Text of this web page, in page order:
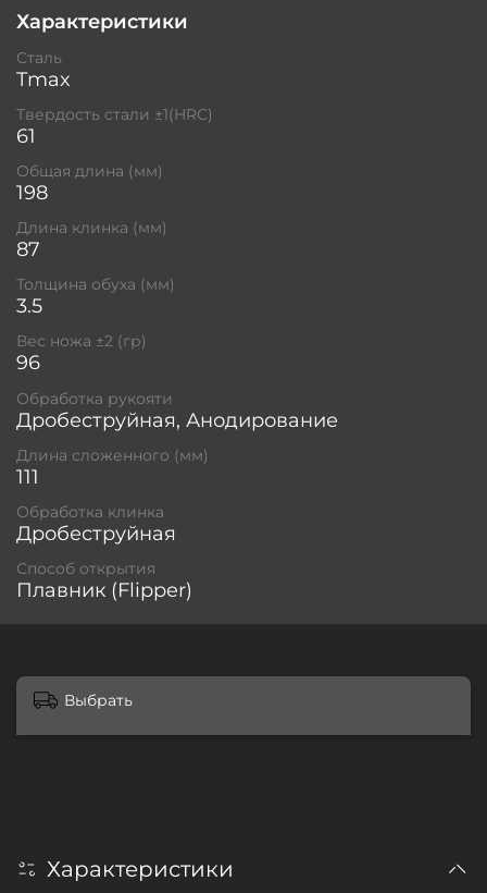
Характеристики
Сталь
Tmax
Твердость стали ±1(HRC)
61
Общая длина (мм)
198
Длина клинка (мм)
87
Толщина обуха (мм)
3.5
Вес ножа ±2 (гр)
96
Обработка рукояти
Дробеструйная, Анодирование
Длина сложенного (мм)
111
Обработка клинка
Дробеструйная
Способ открытия
Плавник (Flipper)
Выбрать
Характеристики